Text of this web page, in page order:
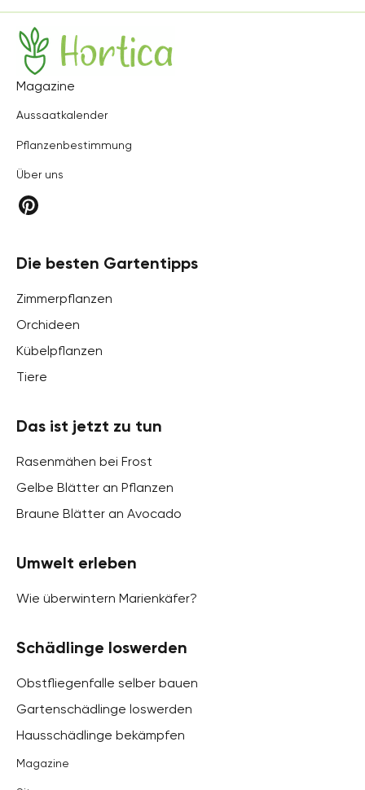
Hortica
Magazine
Aussaatkalender
Pflanzenbestimmung
Über uns
Die besten Gartentipps
Zimmerpflanzen
Orchideen
Kübelpflanzen
Tiere
Das ist jetzt zu tun
Rasenmähen bei Frost
Gelbe Blätter an Pflanzen
Braune Blätter an Avocado
Umwelt erleben
Wie überwintern Marienkäfer?
Schädlinge loswerden
Obstfliegenfalle selber bauen
Gartenschädlinge loswerden
Hausschädlinge bekämpfen
Magazine